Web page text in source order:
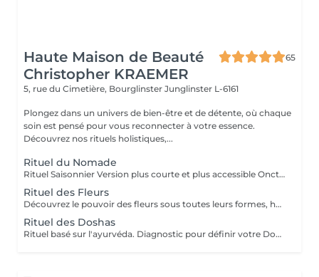
Haute Maison de Beauté
Christopher KRAEMER
65
5, rue du Cimetière, Bourglinster Junglinster L-6161
Plongez dans un univers de bien-être et de détente, où chaque
soin est pensé pour vous reconnecter à votre essence.
Découvrez nos rituels holistiques,...
Rituel du Nomade
Rituel Saisonnier Version plus courte et plus accessible Onction d'huile d'aloès-vera-argan-dattier, gommage aux pépins de fraise et poudre d'ananas, cataplasme au rhassoul, bain de vapeur citron vert-menthe, shampooing citron vert-lavande-ylang-ylang, masque Néroli-ciste ladanifère-menthe avec massage de la tête, cascade, pulvérisation faciale hydrolat de fleur d'oranger
Rituel des Fleurs
Découvrez le pouvoir des fleurs sous toutes leurs formes, huiles végétales, essentielles, infusions etc Un moment de poésie, qui vous laissera sans voix.. Véritable moment de relaxation complète. Sauna infrarouge, Massage shiatsu, bol d'air jacquier, douche. Onction d'huiles précieuses, hammam crânien, facial et respiratoire, bains rythmés avec méditation guidée, exercices de sophrologie, shampooing, pose de masque et massage crânien, rituel de la cascade, rinçage à l'infusion de plantes et pulvérisation faciale aux hydrolats qui clôturent le soin. Ne comprend pas le séchage des cheveux.
Rituel des Doshas
Rituel basé sur l'ayurvéda. Diagnostic pour définir votre Doshas dominant afin de le rééquilibrer En plus des rituels complets -Diagnostic -Application d'huiles chaudes -Application cataplasmes ayurvédiques (cuir chevelu & cheveux)